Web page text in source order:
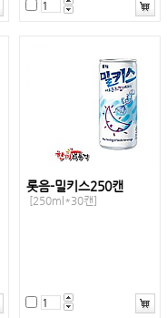
롯음-밀키스250캔
[250ml*30캔]